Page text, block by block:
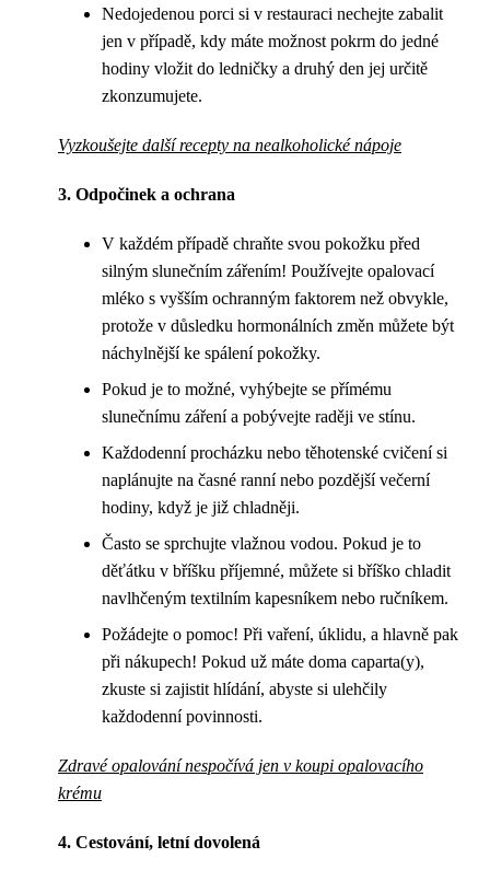
Nedojedenou porci si v restauraci nechejte zabalit
jen v případě, kdy máte možnost pokrm do jedné
hodiny vložit do ledničky a druhý den jej určitě
zkonzumujete.
Vyzkoušejte další recepty na nealkoholické nápoje
3. Odpočinek a ochrana
V každém případě chraňte svou pokožku před
silným slunečním zářením! Používejte opalovací
mléko s vyšším ochranným faktorem než obvykle,
protože v důsledku hormonálních změn můžete být
náchylnější ke spálení pokožky.
Pokud je to možné, vyhýbejte se přímému
slunečnímu záření a pobývejte raději ve stínu.
Každodenní procházku nebo těhotenské cvičení si
naplánujte na časné ranní nebo pozdější večerní
hodiny, když je již chladněji.
Často se sprchujte vlažnou vodou. Pokud je to
děťátku v bříšku příjemné, můžete si bříško chladit
navlhčeným textilním kapesníkem nebo ručníkem.
Požádejte o pomoc! Při vaření, úklidu, a hlavně pak
při nákupech! Pokud už máte doma caparta(y),
zkuste si zajistit hlídání, abyste si ulehčily
každodenní povinnosti.
Zdravé opalování nespočívá jen v koupi opalovacího
krému
4. Cestování, letní dovolená